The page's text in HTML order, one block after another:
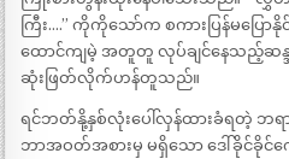
ကြီး….” ကိုကိုသော်က စကားပြန်မပြ
ထောင်ကျမဲ့ အတူတူ လုပ်ချင်နေသည့်
ဆုံးဖြတ်လိုက်ဟန်တူသည်။
ရင်ဘတ်နို့နှစ်လုံးပေါ်လှန်ထားခံရတဲ့ ဘ
ဘာအဝတ်အစားမှ မရှိသော ဒေါ်ခိုင်ခိုင်က